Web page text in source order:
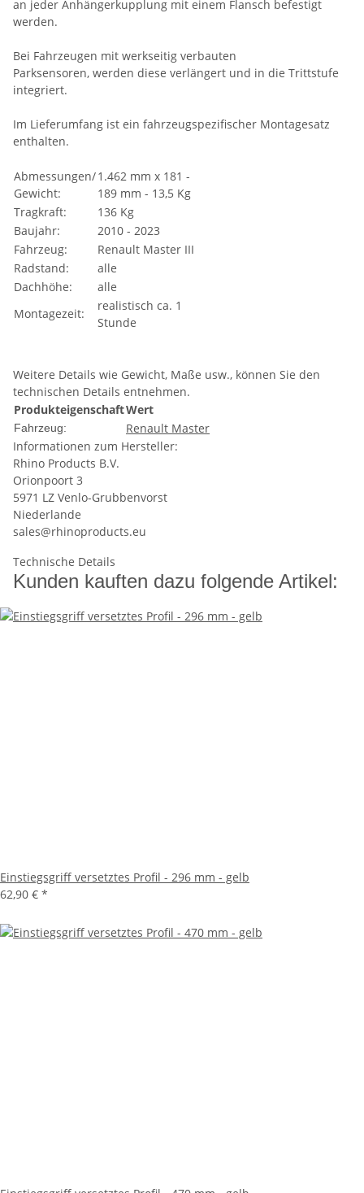
an jeder Anhängerkupplung mit einem Flansch befestigt
werden.
Bei Fahrzeugen mit werkseitig verbauten
Parksensoren, werden diese verlängert und in die Trittstufe
integriert.
Im Lieferumfang ist ein fahrzeugspezifischer Montagesatz
enthalten.
Abmessungen/
Gewicht:
1.462 mm x 181 -
189 mm - 13,5 Kg
Tragkraft:
136 Kg
Baujahr:
2010 - 2023
Fahrzeug:
Renault Master III
Radstand:
alle
Dachhöhe:
alle
Montagezeit:
realistisch ca. 1
Stunde
Weitere Details wie Gewicht, Maße usw., können Sie den
technischen Details entnehmen.
ProdukteigenschaftWert
Fahrzeug:
Renault Master
Informationen zum Hersteller:
Rhino Products B.V.
Orionpoort 3
5971 LZ Venlo-Grubbenvorst
Niederlande
sales@rhinoproducts.eu
Technische Details
Kunden kauften dazu folgende Artikel:
Einstiegsgriff versetztes Profil - 296 mm - gelb
62,90 € *